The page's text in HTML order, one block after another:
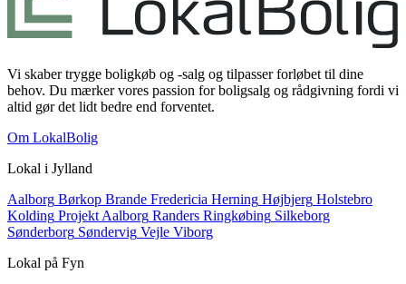
Vi skaber trygge boligkøb og -salg og tilpasser forløbet til dine
behov. Du mærker vores passion for boligsalg og rådgivning fordi vi
altid gør det lidt bedre end forventet.
Om LokalBolig
Lokal i Jylland
Aalborg Børkop Brande Fredericia Herning Højbjerg Holstebro
Kolding Projekt Aalborg Randers Ringkøbing Silkeborg
Sønderborg Søndervig Vejle Viborg
Lokal på Fyn